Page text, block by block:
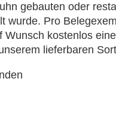
gebauten oder
wurde. Pro
Wunsch kostenlos
lieferbaren